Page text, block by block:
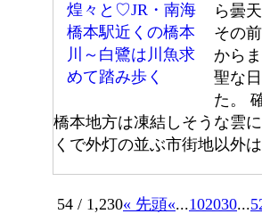
ら曇
その
から
聖な
た。
橋本地方は凍結しそうな雲
くで外灯の並ぶ市街地以外
54 / 1,230« 先頭«...102030...